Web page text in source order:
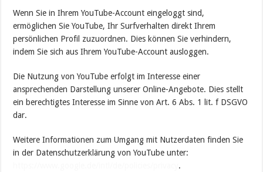
Wenn Sie in Ihrem YouTube-Account eingeloggt sind,
ermöglichen Sie YouTube, Ihr Surfverhalten direkt Ihrem
persönlichen Profil zuzuordnen. Dies können Sie verhindern,
indem Sie sich aus Ihrem YouTube-Account ausloggen.
Die Nutzung von YouTube erfolgt im Interesse einer
ansprechenden Darstellung unserer Online-Angebote. Dies stellt
ein berechtigtes Interesse im Sinne von Art. 6 Abs. 1 lit. f DSGVO
dar.
Weitere Informationen zum Umgang mit Nutzerdaten finden Sie
in der Datenschutzerklärung von YouTube unter:
.